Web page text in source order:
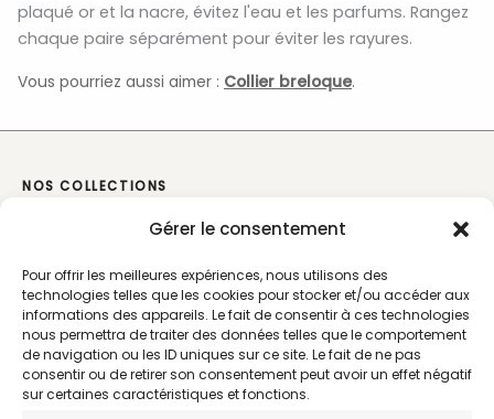
Gérer le consentement
Pour offrir les meilleures expériences, nous utilisons des
technologies telles que les cookies pour stocker et/ou accéder aux
informations des appareils. Le fait de consentir à ces technologies
nous permettra de traiter des données telles que le comportement
de navigation ou les ID uniques sur ce site. Le fait de ne pas
consentir ou de retirer son consentement peut avoir un effet négatif
sur certaines caractéristiques et fonctions.
plaqué or et la nacre, évitez l'eau et les parfums. Rangez
chaque paire séparément pour éviter les rayures.
Vous pourriez aussi aimer : Collier breloque.
NOS COLLECTIONS
Bracelet breloque
Bague breloque
Nos breloques
Boucles d'oreilles breloque